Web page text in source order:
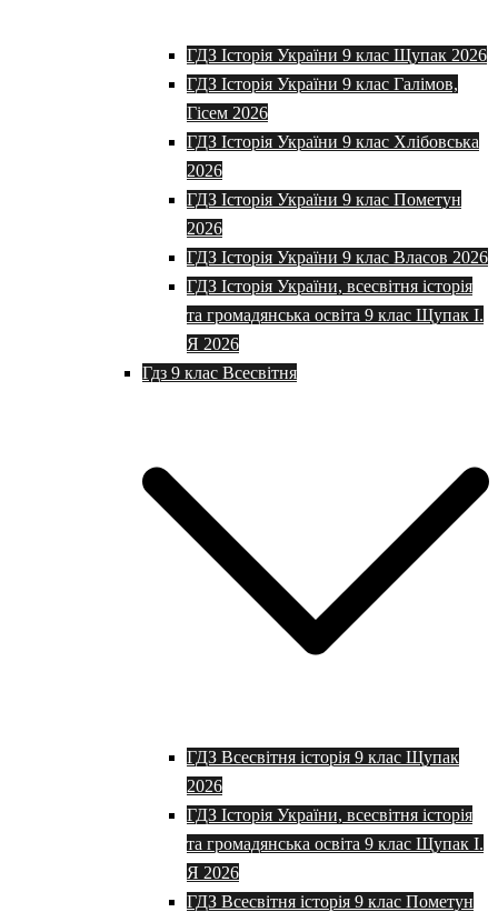
ГДЗ Історія України 9 клас Щупак 2026
ГДЗ Історія України 9 клас Галімов,
Гісем 2026
ГДЗ Історія України 9 клас Хлібовська
2026
ГДЗ Історія України 9 клас Пометун
2026
ГДЗ Історія України 9 клас Власов 2026
ГДЗ Історія України, всесвітня історія
та громадянська освіта 9 клас Щупак І.
Я 2026
Гдз 9 клас Всесвітня
ГДЗ Всесвітня історія 9 клас Щупак
2026
ГДЗ Історія України, всесвітня історія
та громадянська освіта 9 клас Щупак І.
Я 2026
ГДЗ Всесвітня історія 9 клас Пометун